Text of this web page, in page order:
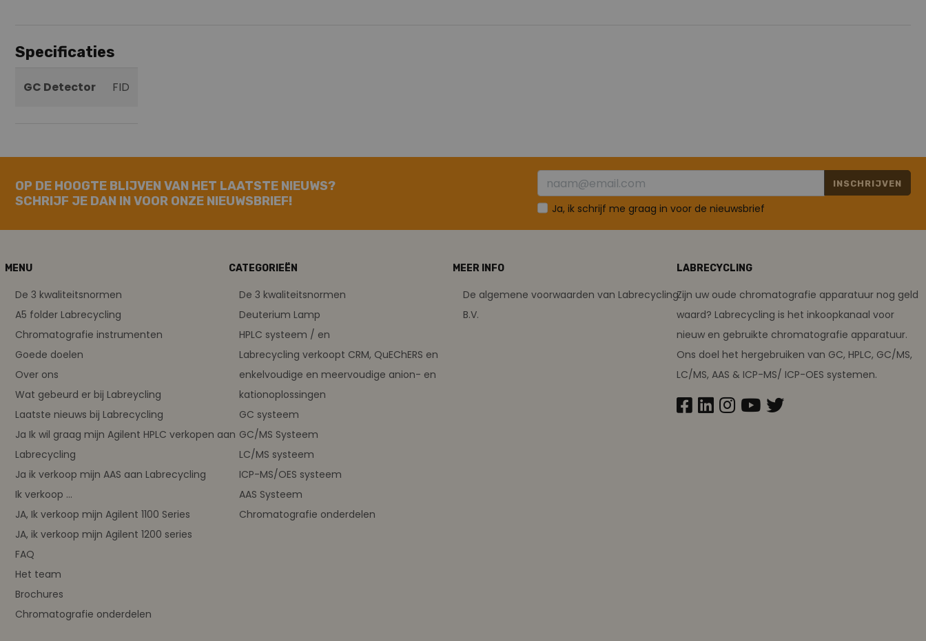
Specificaties
GC Detector FID
OP DE HOOGTE BLIJVEN VAN HET LAATSTE NIEUWS?
SCHRIJF JE DAN IN VOOR ONZE NIEUWSBRIEF!
INSCHRIJVEN
Ja, ik schrijf me graag in voor de nieuwsbrief
MENU
De 3 kwaliteitsnormen
A5 folder Labrecycling
Chromatografie instrumenten
Goede doelen
Over ons
Wat gebeurd er bij Labreycling
Laatste nieuws bij Labrecycling
Ja Ik wil graag mijn Agilent HPLC verkopen aan
Labrecycling
Ja ik verkoop mijn AAS aan Labrecycling
Ik verkoop ...
JA, Ik verkoop mijn Agilent 1100 Series
JA, ik verkoop mijn Agilent 1200 series
FAQ
Het team
Brochures
Chromatografie onderdelen
CATEGORIEËN
De 3 kwaliteitsnormen
Deuterium Lamp
HPLC systeem / en
Labrecycling verkoopt CRM, QuEChERS en
enkelvoudige en meervoudige anion- en
kationoplossingen
GC systeem
GC/MS Systeem
LC/MS systeem
ICP-MS/OES systeem
AAS Systeem
Chromatografie onderdelen
MEER INFO
De algemene voorwaarden van Labrecycling
B.V.
LABRECYCLING
Zijn uw oude chromatografie apparatuur nog geld
waard? Labrecycling is het inkoopkanaal voor
nieuw en gebruikte chromatografie apparatuur.
Ons doel het hergebruiken van GC, HPLC, GC/MS,
LC/MS, AAS & ICP-MS/ ICP-OES systemen.